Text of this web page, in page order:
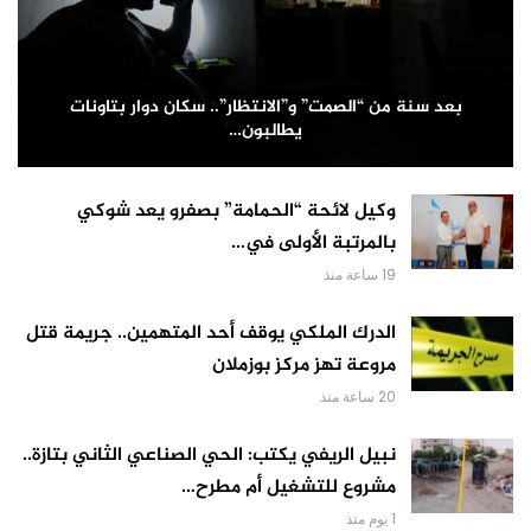
بعد سنة من “الصمت” و”الانتظار”.. سكان دوار بتاونات
يطالبون…
وكيل لائحة “الحمامة” بصفرو يعد شوكي
بالمرتبة الأولى في…
19 ساعة منذ
الدرك الملكي يوقف أحد المتهمين.. جريمة قتل
مروعة تهز مركز بوزملان
20 ساعة منذ
نبيل الريفي يكتب: الحي الصناعي الثاني بتازة..
مشروع للتشغيل أم مطرح…
1 يوم منذ